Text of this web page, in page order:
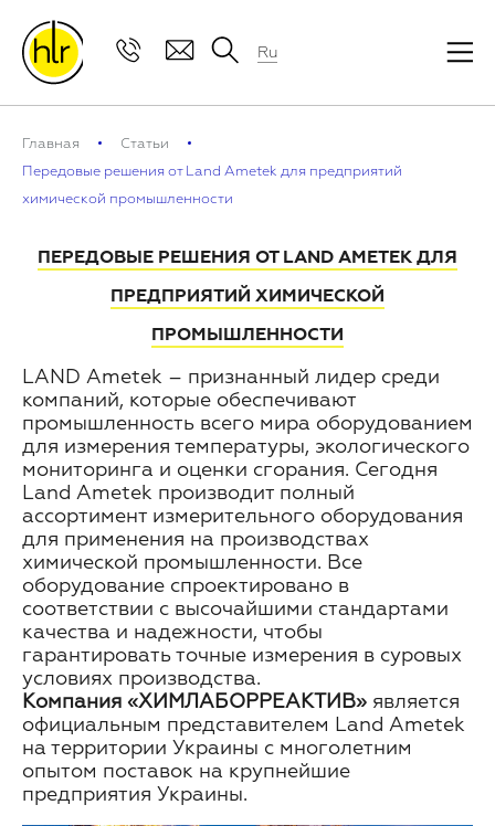
Ru
Главная
Статьи
Передовые решения от Land Ametek для предприятий
химической промышленности
ПЕРЕДОВЫЕ РЕШЕНИЯ ОТ LAND AMETEK ДЛЯ
ПРЕДПРИЯТИЙ ХИМИЧЕСКОЙ
ПРОМЫШЛЕННОСТИ
LAND Ametek – признанный лидер среди
компаний, которые обеспечивают
промышленность всего мира оборудованием
для измерения температуры, экологического
мониторинга и оценки сгорания. Сегодня
Land Ametek производит полный
ассортимент измерительного оборудования
для применения на производствах
химической промышленности. Все
оборудование спроектировано в
соответствии с высочайшими стандартами
качества и надежности, чтобы
гарантировать точные измерения в суровых
условиях производства.
Компания «ХИМЛАБОРРЕАКТИВ» является
официальным представителем Land Ametek
на территории Украины с многолетним
опытом поставок на крупнейшие
предприятия Украины.